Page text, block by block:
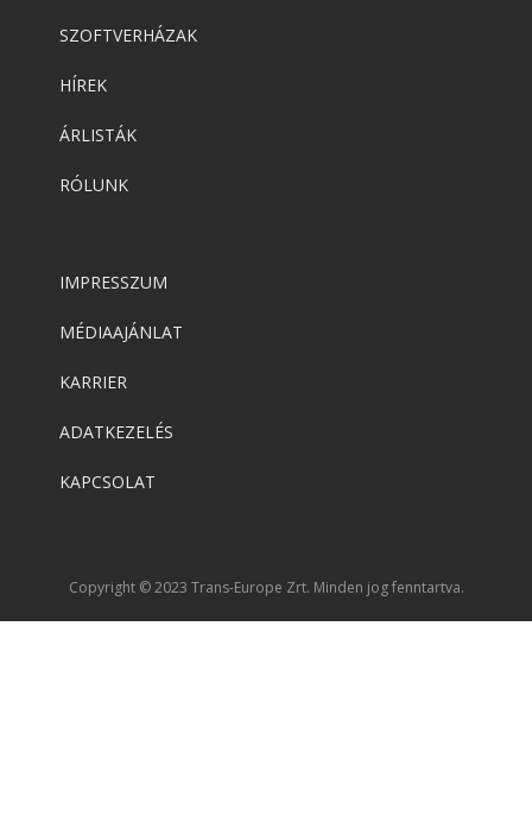
SZOFTVERHÁZAK
HÍREK
ÁRLISTÁK
RÓLUNK
IMPRESSZUM
MÉDIAAJÁNLAT
KARRIER
ADATKEZELÉS
KAPCSOLAT
Copyright © 2023 Trans-Europe Zrt. Minden jog fenntartva.